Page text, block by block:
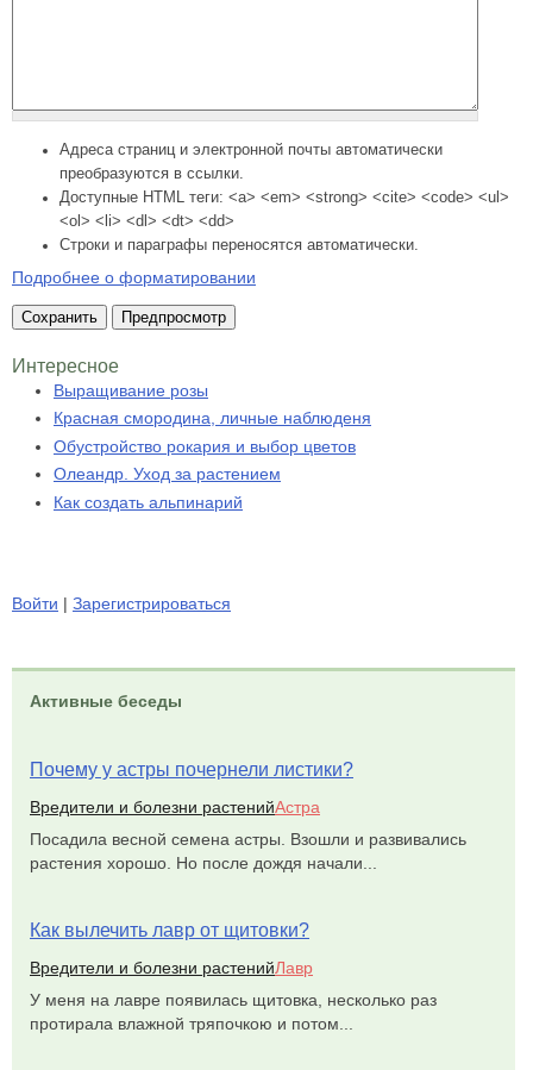
Адреса страниц и электронной почты автоматически
преобразуются в ссылки.
Доступные HTML теги: <a> <em> <strong> <cite> <code> <ul>
<ol> <li> <dl> <dt> <dd>
Строки и параграфы переносятся автоматически.
Подробнее о форматировании
Интересное
Выращивание розы
Красная смородина, личные наблюденя
Обустройство рокария и выбор цветов
Олеандр. Уход за растением
Как создать альпинарий
Войти | Зарегистрироваться
Активные беседы
Почему у астры почернели листики?
Вредители и болезни растенийАстра
Посадила весной семена астры. Взошли и развивались
растения хорошо. Но после дождя начали...
Как вылечить лавр от щитовки?
Вредители и болезни растенийЛавр
У меня на лавре появилась щитовка, несколько раз
протирала влажной тряпочкою и потом...